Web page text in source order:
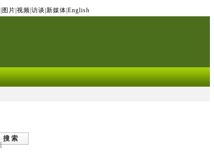
图片 视频 访谈 新媒体 English
搜 索